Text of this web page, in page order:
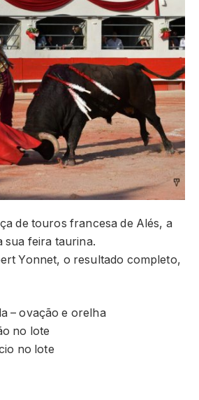
de touros francesa de Alés, a
sua feira taurina.
Yonnet, o resultado completo,
– ovação e orelha
no lote
no lote